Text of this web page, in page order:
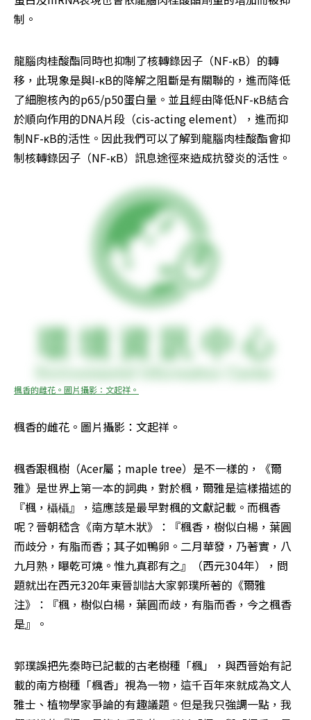
制。
龍腦肉桂酸酯同時也抑制了核轉錄因子（NF-κB）的轉
移，此現象是與I-κB的降解之阻斷是有關聯的，進而降低
了細胞核內的p65/p50蛋白量。並且經由降低NF-κB結合
於順向作用的DNA片段（cis-acting element），進而抑
制NF-κB的活性。因此我們可以了解到龍腦肉桂酸酯會抑
制核轉錄因子（NF-κB）訊息途徑來造成抗發炎的活性。
楓香的雌花。圖片攝影：文起祥。
楓香的雌花。圖片攝影：文起祥。
楓香跟楓樹（Acer屬；maple tree）是不一樣的，《爾
雅》是世界上第一本的詞典，對於楓，爾雅是這樣描述的
『楓，欇欇』，這應該是最早對楓的文獻記載。而楓香
呢？晉朝嵇含《南方草木狀》：『楓香，樹似白楊，葉圓
而歧分，有脂而香；其子如鴨卵。二月華發，乃著實，八
九月熟，曝乾可燒。惟九真郡有之』（西元304年），問
題就出在西元320年東晉訓詁大家郭璞所著的《爾雅
注》：『楓，樹似白楊，葉圓而歧，有脂而香，今之楓香
是』。
郭璞誤把先秦時已記載的古老樹種「楓」，與西晉始有記
載的南方樹種「楓香」視為一物，這千百年來就成為文人
雅士、植物學家爭論的有趣議題。但是我只強調一點，我